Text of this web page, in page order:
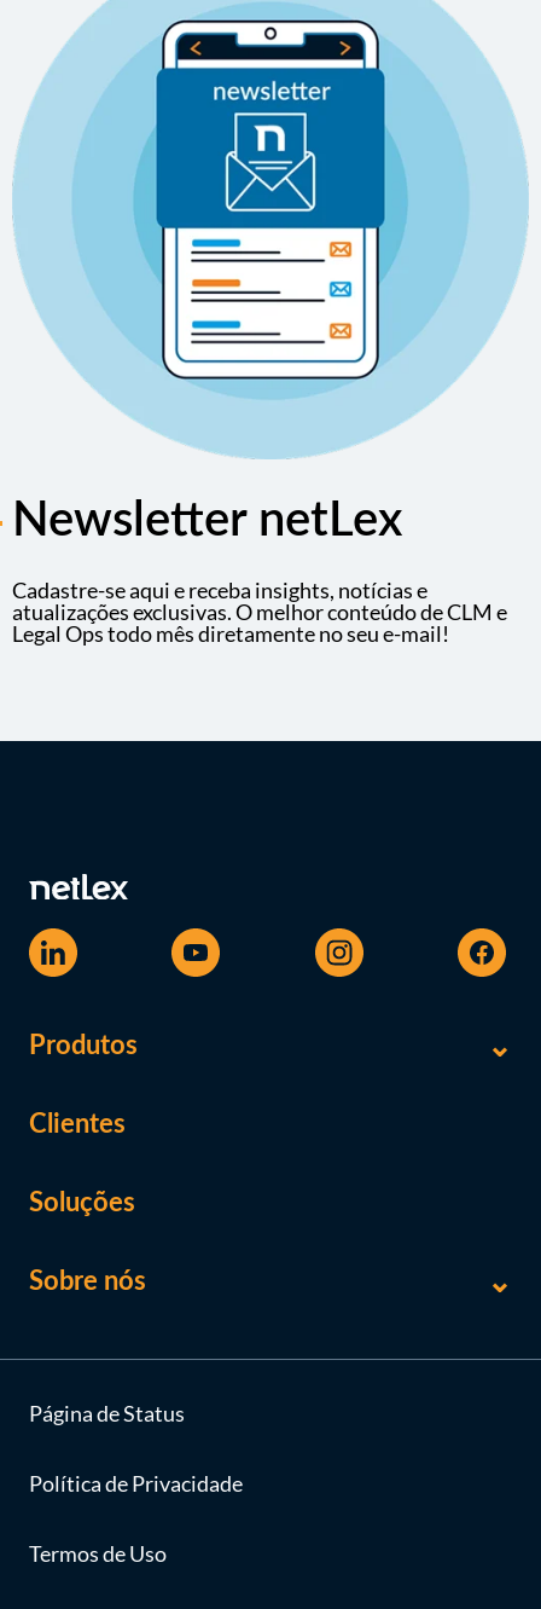
Newsletter netLex
Cadastre-se aqui e receba insights, notícias e
atualizações exclusivas. O melhor conteúdo de CLM e
Legal Ops todo mês diretamente no seu e-mail!
Página de Status
Política de Privacidade
Termos de Uso
Produtos
Clientes
Soluções
Sobre nós